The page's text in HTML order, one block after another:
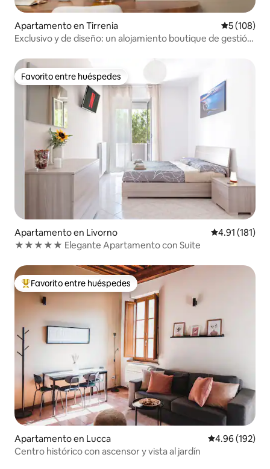
Apartamento en Tirrenia
5 (108)
Exclusivo y de diseño: un alojamiento boutique de gestión
Favorito entre huéspedes
Favorito entre huéspedes
Apartamento en Livorno Calificación
4.91 (181)
★★★★★ Elegante Apartamento con Suite
Favorito entre huéspedes preferido
Favorito entre huéspedes
Apartamento en Lucca Calificación
4.96 (192)
Centro histórico con ascensor y vista al jardín